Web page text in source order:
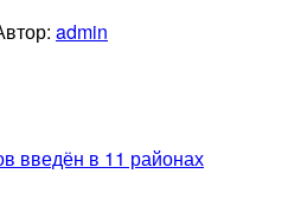
admin
введён в 11 районах